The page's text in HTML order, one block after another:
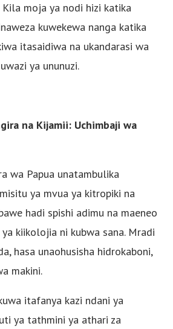
Kila moja ya nodi hizi katika
kuwekewa nanga katika
itasaidiwa na ukandarasi wa
ya ununuzi.
na Kijamii: Uchimbaji wa
wa Papua unatambulika
ya mvua ya kitropiki na
hadi spishi adimu na maeneo
kiikolojia ni kubwa sana. Mradi
hasa unaohusisha hidrokaboni,
makini.
itafanya kazi ndani ya
ya tathmini ya athari za